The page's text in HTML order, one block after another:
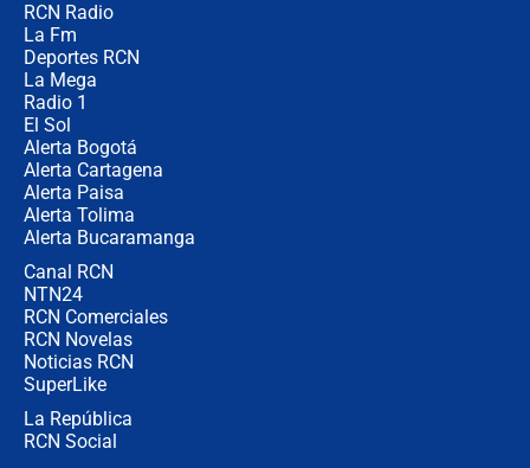
RCN Radio
La Fm
Deportes RCN
La Mega
Radio 1
El Sol
Alerta Bogotá
Alerta Cartagena
Alerta Paisa
Alerta Tolima
Alerta Bucaramanga
Canal RCN
NTN24
RCN Comerciales
RCN Novelas
Noticias RCN
SuperLike
La República
RCN Social